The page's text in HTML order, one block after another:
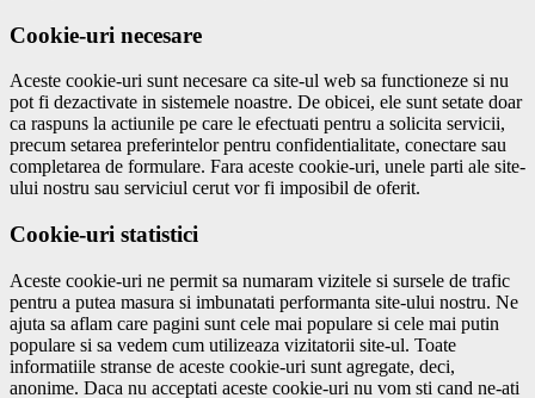
Cookie-uri necesare
Aceste cookie-uri sunt necesare ca site-ul web sa functioneze si nu
pot fi dezactivate in sistemele noastre. De obicei, ele sunt setate doar
ca raspuns la actiunile pe care le efectuati pentru a solicita servicii,
precum setarea preferintelor pentru confidentialitate, conectare sau
completarea de formulare. Fara aceste cookie-uri, unele parti ale site-
ului nostru sau serviciul cerut vor fi imposibil de oferit.
Cookie-uri statistici
Aceste cookie-uri ne permit sa numaram vizitele si sursele de trafic
pentru a putea masura si imbunatati performanta site-ului nostru. Ne
ajuta sa aflam care pagini sunt cele mai populare si cele mai putin
populare si sa vedem cum utilizeaza vizitatorii site-ul. Toate
informatiile stranse de aceste cookie-uri sunt agregate, deci,
anonime. Daca nu acceptati aceste cookie-uri nu vom sti cand ne-ati